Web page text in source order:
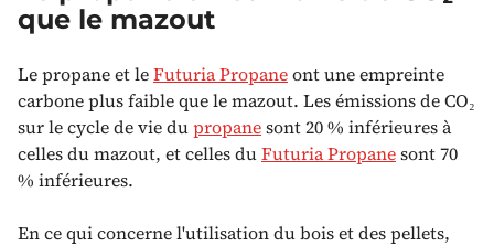
que le mazout
Le propane et leFuturia Propaneont une empreinte
carbone plus faible que le mazout. Les émissions de CO₂
sur le cycle de vie dupropanesont 20 % inférieures à
celles du mazout, et celles duFuturia Propanesont 70
% inférieures.
En ce qui concerne l'utilisation du bois et des pellets,